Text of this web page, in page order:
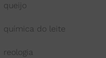
queijo
química do leite
reologia